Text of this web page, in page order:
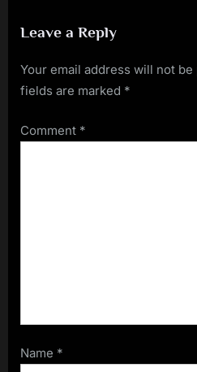
ordenador barato
Leave a Reply
Your email address will not be
fields are marked *
Comment *
Name *